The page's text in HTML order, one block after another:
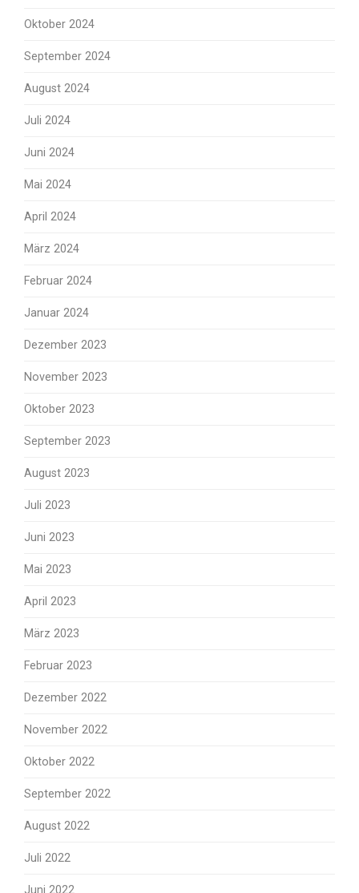
Oktober 2024
September 2024
August 2024
Juli 2024
Juni 2024
Mai 2024
April 2024
März 2024
Februar 2024
Januar 2024
Dezember 2023
November 2023
Oktober 2023
September 2023
August 2023
Juli 2023
Juni 2023
Mai 2023
April 2023
März 2023
Februar 2023
Dezember 2022
November 2022
Oktober 2022
September 2022
August 2022
Juli 2022
Juni 2022